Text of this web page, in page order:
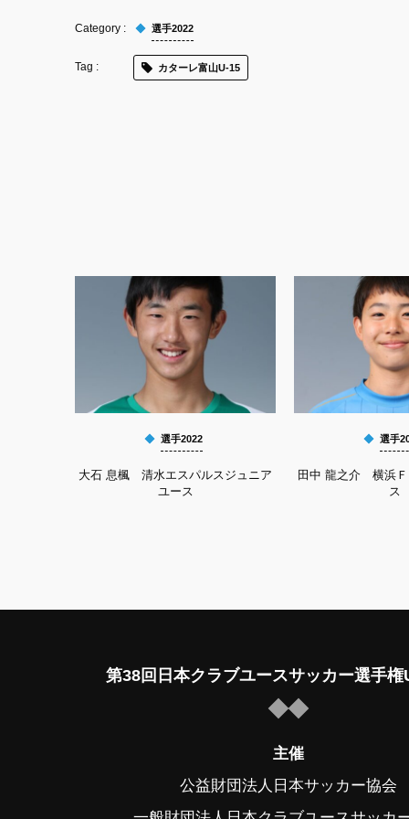
選手2022
カターレ富山U-15
選手2022
大石 息楓 清水エスパルスジュニア
ユース
選手
田中 龍之介 横浜Ｆ
ス
第38回日本クラブユースサッカー選手権
主催
公益財団法人日本サッカー協会